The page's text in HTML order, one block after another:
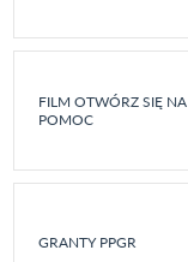
FILM OTWÓRZ SIĘ NA
POMOC
GRANTY PPGR